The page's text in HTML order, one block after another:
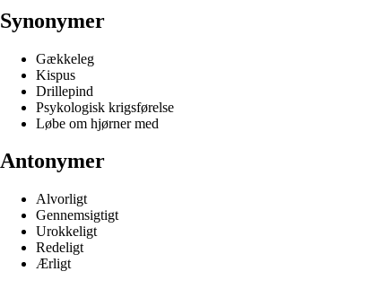
Synonymer
Gækkeleg
Kispus
Drillepind
Psykologisk krigsførelse
Løbe om hjørner med
Antonymer
Alvorligt
Gennemsigtigt
Urokkeligt
Redeligt
Ærligt